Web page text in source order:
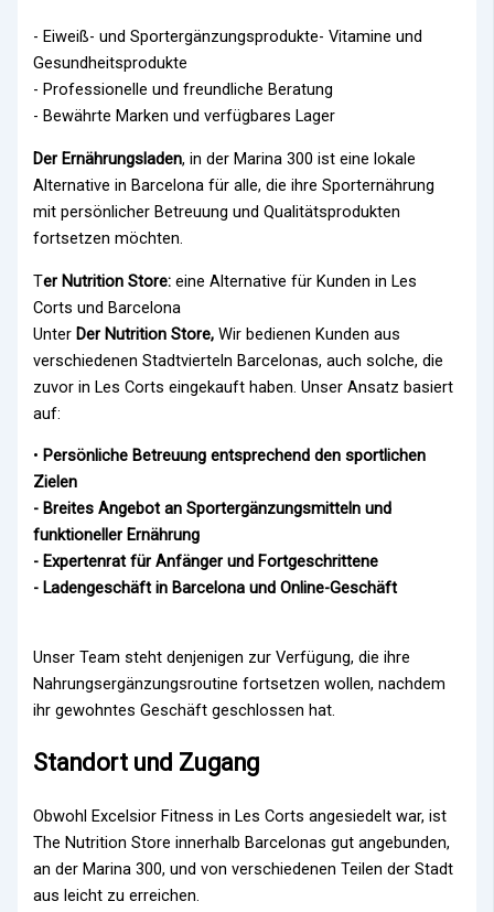
- Eiweiß- und Sportergänzungsprodukte- Vitamine und
Gesundheitsprodukte
- Professionelle und freundliche Beratung
- Bewährte Marken und verfügbares Lager
Der Ernährungsladen, in der Marina 300 ist eine lokale
Alternative in Barcelona für alle, die ihre Sporternährung
mit persönlicher Betreuung und Qualitätsprodukten
fortsetzen möchten.
Ter Nutrition Store:eine Alternative für Kunden in Les
Corts und Barcelona
UnterDer Nutrition Store, Wir bedienen Kunden aus
verschiedenen Stadtvierteln Barcelonas, auch solche, die
zuvor in Les Corts eingekauft haben. Unser Ansatz basiert
auf:
•Persönliche Betreuung entsprechend den sportlichen
Zielen
- Breites Angebot an Sportergänzungsmitteln und
funktioneller Ernährung
- Expertenrat für Anfänger und Fortgeschrittene
- Ladengeschäft in Barcelona und Online-Geschäft
Unser Team steht denjenigen zur Verfügung, die ihre
Nahrungsergänzungsroutine fortsetzen wollen, nachdem
ihr gewohntes Geschäft geschlossen hat.
Standort und Zugang
Obwohl Excelsior Fitness in Les Corts angesiedelt war, ist
The Nutrition Store innerhalb Barcelonas gut angebunden,
an der Marina 300, und von verschiedenen Teilen der Stadt
aus leicht zu erreichen.